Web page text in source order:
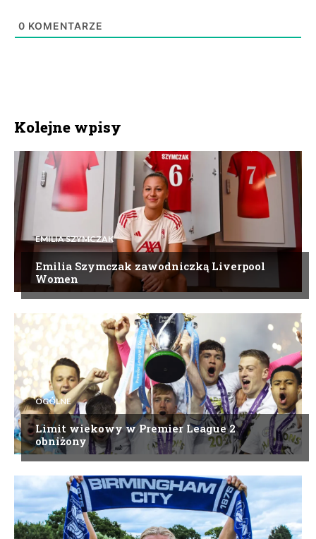
0 KOMENTARZE
Kolejne wpisy
EMILIA SZYMCZAK
Emilia Szymczak zawodniczką Liverpool
Women
OGÓLNE
Limit wiekowy w Premier League 2
obniżony